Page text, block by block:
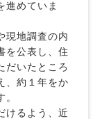
進めていま
現地調査の内
を公表し、住
だいたところ
、約１年をか
けるよう、近